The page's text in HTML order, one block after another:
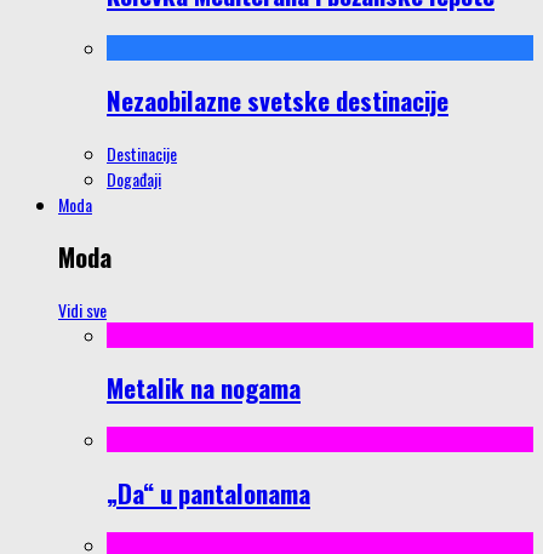
Nezaobilazne svetske destinacije
Destinacije
Događaji
Moda
Moda
Vidi sve
Metalik na nogama
„Da“ u pantalonama